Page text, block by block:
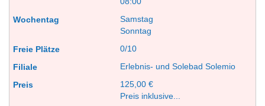
Samstag
Sonntag
0/10
Erlebnis- und Solebad Solemio
125,00 €
Preis inklusive...